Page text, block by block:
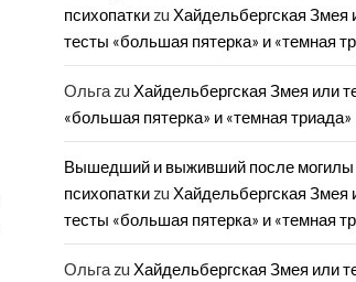
психопатки zu Хайдельбергская Змея
тесты «большая пятерка» и «темная
Ольга zu Хайдельбергская Змея или
«большая пятерка» и «темная триада»
Вышедший и выживший после могилы
психопатки zu Хайдельбергская Змея
тесты «большая пятерка» и «темная
Ольга zu Хайдельбергская Змея или